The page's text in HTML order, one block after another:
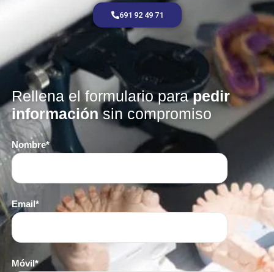
691 92 49 71
Rellena el formulario parapedir
informaciónsin compromiso
Nombre*
Email*
Móvil*